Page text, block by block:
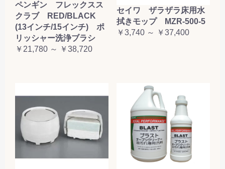
ペンギン フレックスス
クラブ RED/BLACK
(13インチ/15インチ) ポ
リッシャー洗浄ブラシ
￥21,780 ～ ￥38,720
セイワ ザラザラ床用水
拭きモップ MZR-500-5
￥3,740 ～ ￥37,400